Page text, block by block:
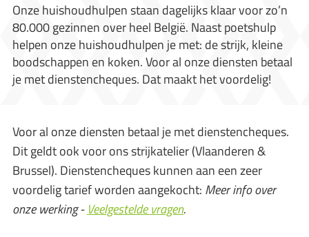
Onze huishoudhulpen staan dagelijks klaar voor zo’n
80.000 gezinnen over heel België. Naast poetshulp
helpen onze huishoudhulpen je met: de strijk, kleine
boodschappen en koken. Voor al onze diensten betaal
je met dienstencheques. Dat maakt het voordelig!
Voor al onze diensten betaal je met dienstencheques.
Dit geldt ook voor ons strijkatelier (Vlaanderen &
Brussel). Dienstencheques kunnen aan een zeer
voordelig tarief worden aangekocht: Meer info over
onze werking - Veelgestelde vragen.